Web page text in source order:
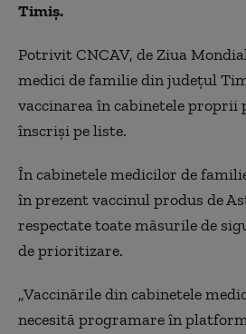
Timiș.
Potrivit CNCAV, de Ziua
medici de familie din județul
vaccinarea în cabinetele proprii
înscriși pe liste.
În cabinetele medicilor de
în prezent vaccinul produs de
respectate toate măsurile de
de prioritizare.
„Vaccinările din cabinetele
necesită programare în